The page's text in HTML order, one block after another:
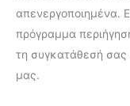
απενεργοποιημένα.
πρόγραμμα
τη συγκατάθεσή σας
μας.